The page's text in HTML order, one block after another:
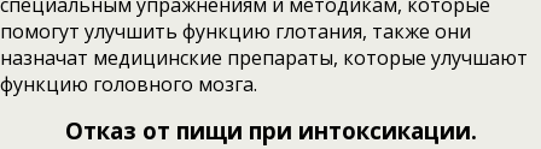
помогут улучшить функцию глотания, также они
назначат медицинские препараты, которые улучшают
функцию головного мозга.
Отказ от пищи при интоксикации.